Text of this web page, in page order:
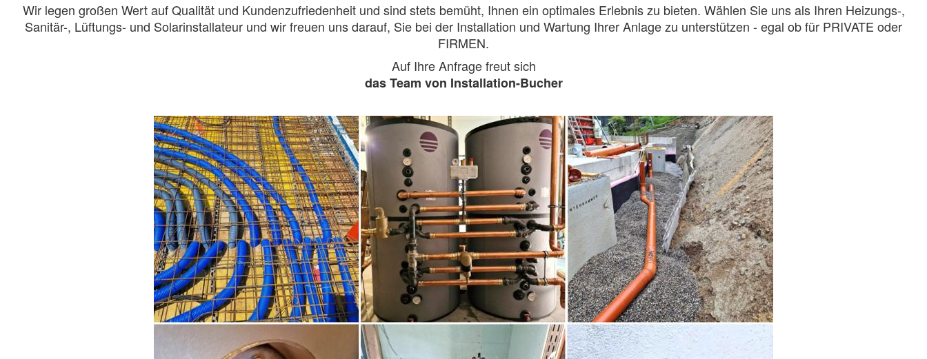
Wir legen großen Wert auf Qualität und Kundenzufriedenheit und sind stets bemüht, Ihnen ein optimales Erlebnis zu bieten. Wählen Sie uns als Ihren Heizungs-,
Sanitär-, Lüftungs- und Solarinstallateur und wir freuen uns darauf, Sie bei der Installation und Wartung Ihrer Anlage zu unterstützen - egal ob für PRIVATE oder
FIRMEN.
Auf Ihre Anfrage freut sich
das Team von Installation-Bucher